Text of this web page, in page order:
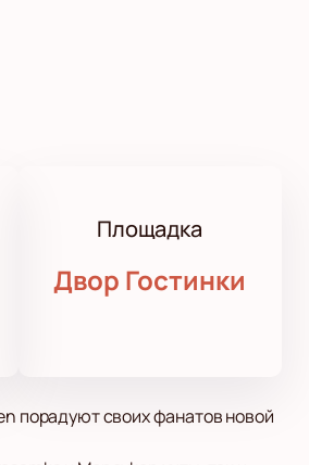
Площадка
Двор Гостинки
порадуют своих фанатов новой